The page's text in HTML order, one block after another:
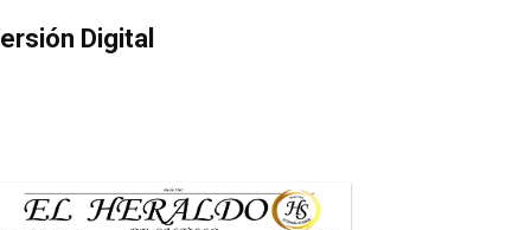
Digital